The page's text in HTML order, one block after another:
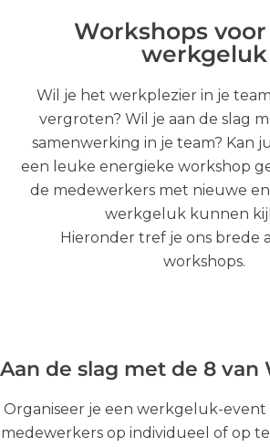
Workshops
werkgeluk
Wil je het werkplezier in je
vergroten? Wil je aan de slag
samenwerking in je team? Kan
een leuke energieke workshop
de medewerkers met nieuwe
werkgeluk kunnen
Hieronder tref je ons brede
workshops.
Aan de slag met de 8 van
Organiseer je een werkgeluk-
medewerkers op individueel of op